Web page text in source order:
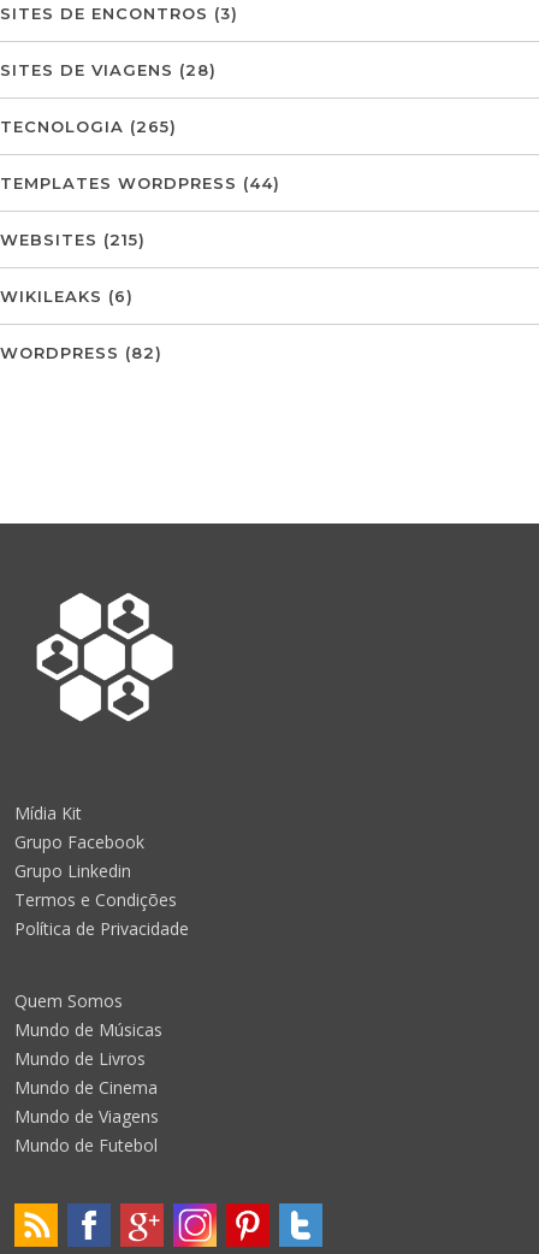
SITES DE ENCONTROS (3)
SITES DE VIAGENS (28)
TECNOLOGIA (265)
TEMPLATES WORDPRESS (44)
WEBSITES (215)
WIKILEAKS (6)
WORDPRESS (82)
Mídia Kit
Grupo Facebook
Grupo Linkedin
Termos e Condições
Política de Privacidade
Quem Somos
Mundo de Músicas
Mundo de Livros
Mundo de Cinema
Mundo de Viagens
Mundo de Futebol